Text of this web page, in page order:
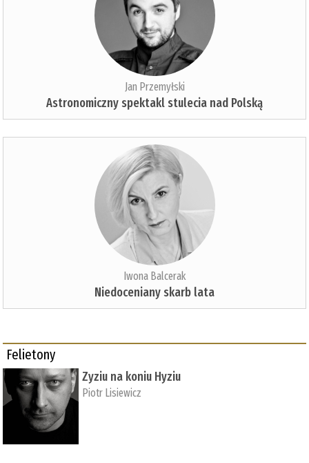
Jan Przemyłski
Astronomiczny spektakl stulecia nad Polską
Iwona Balcerak
Niedoceniany skarb lata
Felietony
Zyziu na koniu Hyziu
Piotr Lisiewicz